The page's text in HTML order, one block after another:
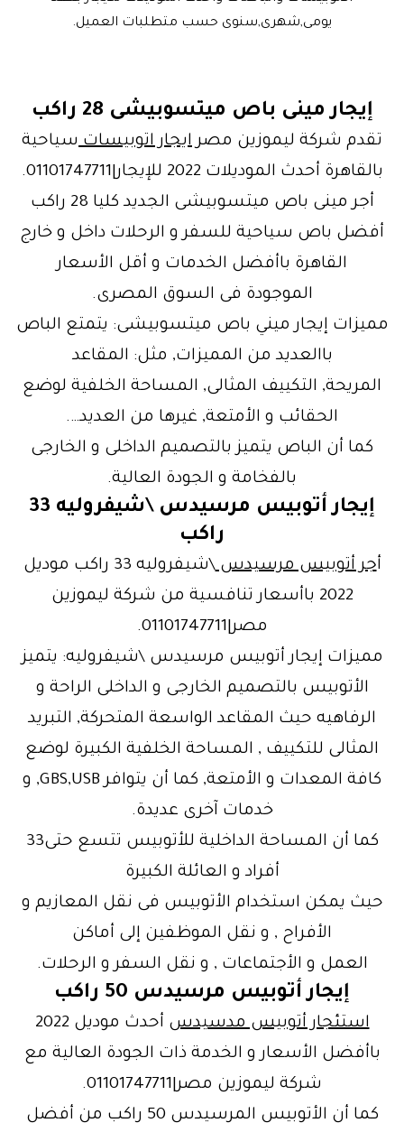
يومى,شهرى,سنوى حسب متطلبات العميل.
إيجار مينى باص ميتسوبيشى 28 راكب
تقدم شركة ليموزين مصرايجار اتوبيساتسياحية
بالقاهرة أحدث الموديلات 2022 للإيجار|01101747711.
أجر مينى باص ميتسوبيشى الجديد كليا 28 راكب
أفضل باص سياحية للسفر و الرحلات داخل و خارج
القاهرة باأفضل الخدمات و أقل الأسعار
الموجودة فى السوق المصرى.
مميزات إيجار ميني باص ميتسوبيشى: يتمتع الباص
باالعديد من المميزات, مثل: المقاعد
المريحة, التكييف المثالى, المساحة الخلفية لوضع
الحقائب و الأمتعة, غيرها من العديد….
كما أن الباص يتميز بالتصميم الداخلى و الخارجى
بالفخامة و الجودة العالية.
إيجار أتوبيس مرسيدس \شيفروليه 33
راكب
أجر أتوبيس مرسيدس
\شيفروليه 33 راكب موديل
2022 باأسعار تنافسية من شركة ليموزين
مصر|01101747711.
مميزات إيجار أتوبيس مرسيدس \شيفروليه: يتميز
الأتوبيس بالتصميم الخارجى و الداخلى الراحة و
الرفاهيه حيث المقاعد الواسعة المتحركة, التبريد
المثالى للتكييف , المساحة الخلفية الكبيرة لوضع
كافة المعدات و الأمتعة, كما أن يتوافر GBS,USB, و
خدمات آخرى عديدة.
كما أن المساحة الداخلية للأتوبيس تتسع حتى33
أفراد و العائلة الكبيرة
حيث يمكن استخدام الأتوبيس فى نقل المعازيم و
الأفراح , و نقل الموظفين إلى أماكن
العمل و الأجتماعات , و نقل السفر و الرحلات.
إيجار أتوبيس مرسيدس 50 راكب
استئجار أتوبيس مدسيدس
أحدث موديل 2022
باأفضل الأسعار و الخدمة ذات الجودة العالية مع
شركة ليموزين مصر|01101747711.
كما أن الأتوبيس المرسيدس 50 راكب من أفضل